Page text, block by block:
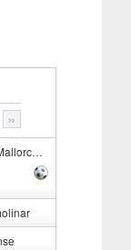
»
Sad "B"